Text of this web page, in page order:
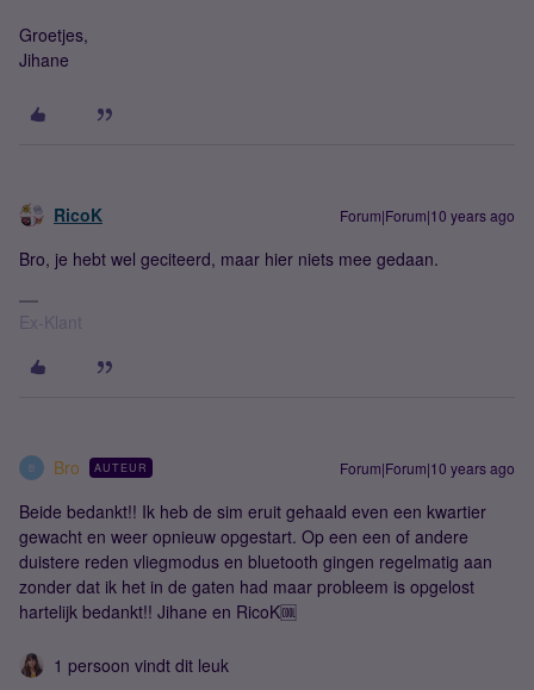
Groetjes,
Jihane
RicoK Forum|Forum|10 years ago
Bro, je hebt wel geciteerd, maar hier niets mee gedaan.
Ex-Klant
B Bro AUTEUR Forum|Forum|10 years ago
Beide bedankt!! Ik heb de sim eruit gehaald even een kwartier
gewacht en weer opnieuw opgestart. Op een een of andere
duistere reden vliegmodus en bluetooth gingen regelmatig aan
zonder dat ik het in de gaten had maar probleem is opgelost
hartelijk bedankt!! Jihane en RicoK🆒
1 persoon vindt dit leuk